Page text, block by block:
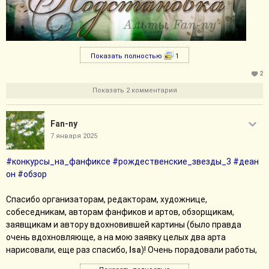
Показать полностью 1
2
Показать 2 комментария
Fan-ny
7 января 2025
#конкурсы_на_фанфиксе #рождественские_звезды_3 #деан
он #обзор
Спасибо организаторам, редакторам, художнице,
собеседникам, авторам фанфиков и артов, обзорщикам,
заявщикам и автору вдохновившей картины (было правда
очень вдохновляюще, а на мою заявку целых два арта
нарисовали, еще раз спасибо, Isa)! Очень порадовали работы,
в которых и свет есть, и тепло. Поздравляю победителей!